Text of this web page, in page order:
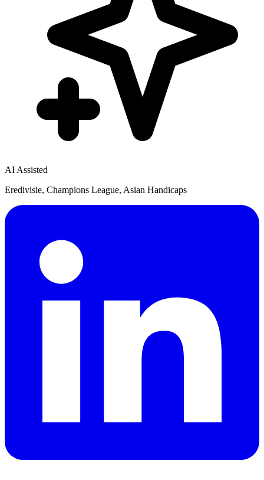
AI Assisted
Eredivisie, Champions League, Asian Handicaps